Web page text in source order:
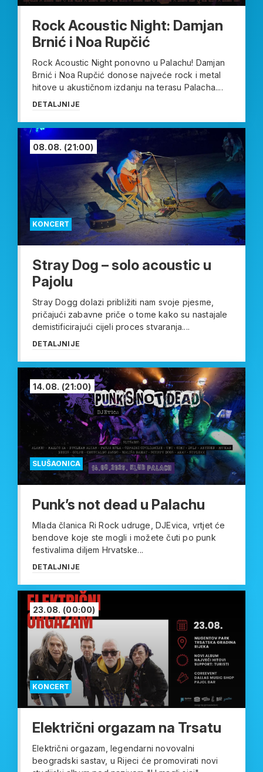
Rock Acoustic Night: Damjan
Brnić i Noa Rupčić
Rock Acoustic Night ponovno u Palachu! Damjan
Brnić i Noa Rupčić donose najveće rock i metal
hitove u akustičnom izdanju na terasu Palacha....
DETALJNIJE
KONCERT
08.08. (21:00)
Stray Dog – solo acoustic u
Pajolu
Stray Dogg dolazi približiti nam svoje pjesme,
pričajući zabavne priče o tome kako su nastajale
demistificirajući cijeli proces stvaranja....
DETALJNIJE
SLUŠAONICA
14.08. (21:00)
Punk’s not dead u Palachu
Mlada članica Ri Rock udruge, DJEvica, vrtjet će
bendove koje ste mogli i možete čuti po punk
festivalima diljem Hrvatske...
DETALJNIJE
KONCERT
23.08. (00:00)
Električni orgazam na Trsatu
Električni orgazam, legendarni novovalni
beogradski sastav, u Rijeci će promovirati novi